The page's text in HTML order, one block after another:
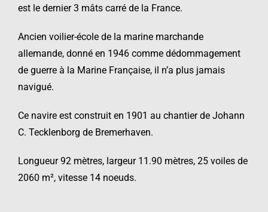
est le dernier 3 mâts carré de la France.
Ancien voilier-école de la marine marchande
allemande, donné en 1946 comme dédommagement
de guerre à la Marine Française, il n’a plus jamais
navigué.
Ce navire est construit en 1901 au chantier de Johann
C. Tecklenborg de Bremerhaven.
Longueur 92 mètres, largeur 11.90 mètres, 25 voiles de
2060 m², vitesse 14 noeuds.